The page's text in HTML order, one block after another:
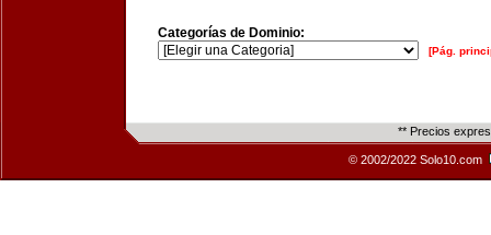
Categorías de Dominio:
[Pág.
** Precios
© 2002/2022 Solo10.com